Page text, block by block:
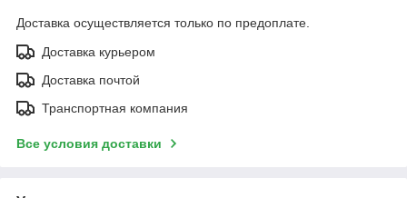
Доставка осуществляется только по предоплате.
Доставка курьером
Доставка почтой
Транспортная компания
Все условия доставки